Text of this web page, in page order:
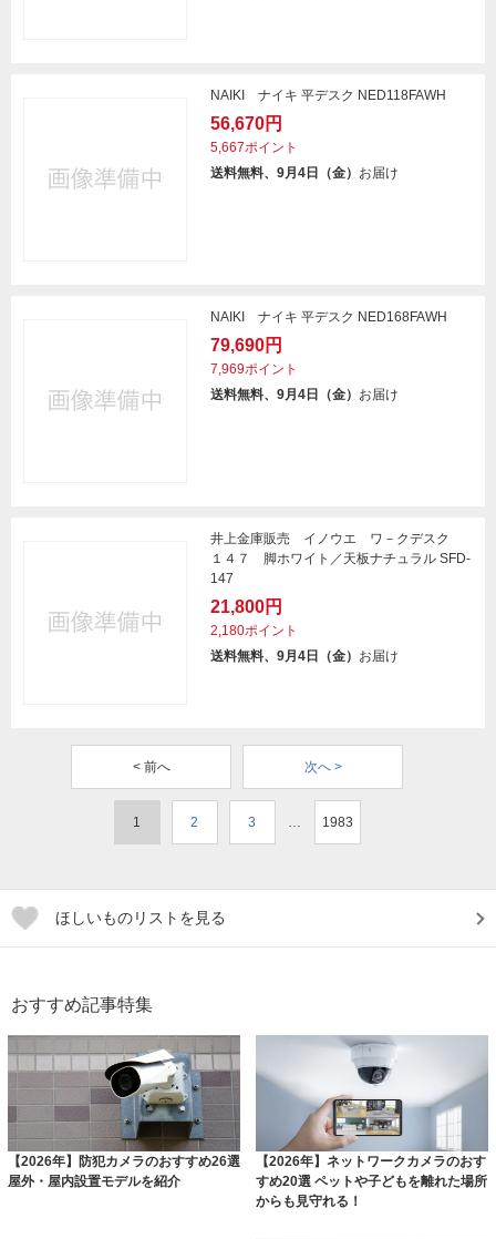
NAIKI ナイキ 平デスク NED118FAWH
56,670円
5,667ポイント
送料無料、9月4日（金） お届け
NAIKI ナイキ 平デスク NED168FAWH
79,690円
7,969ポイント
送料無料、9月4日（金） お届け
井上金庫販売 イノウエ ワ－クデスク
１４７ 脚ホワイト／天板ナチュラル SFD-
147
21,800円
2,180ポイント
送料無料、9月4日（金） お届け
< 前へ 次へ >
1 2 3 … 1983
ほしいものリストを見る
おすすめ記事特集
【2026年】防犯カメラのおすすめ26選
屋外・屋内設置モデルを紹介
【2026年】ネットワークカメラのおす
すめ20選 ペットや子どもを離れた場所
からも見守れる！